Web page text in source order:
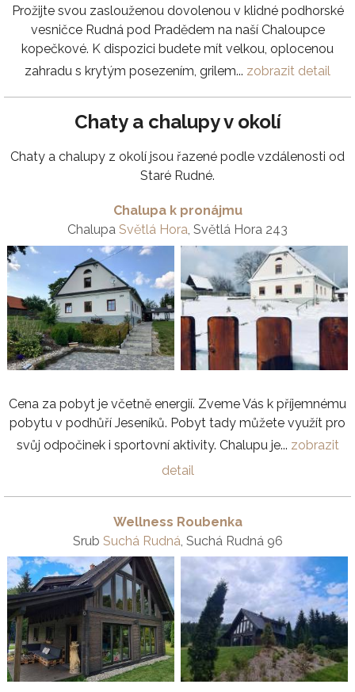
Prožijte svou zaslouženou dovolenou v klidné podhorské
vesničce Rudná pod Pradědem na naší Chaloupce
kopečkové. K dispozici budete mít velkou, oplocenou
zahradu s krytým posezením, grilem... zobrazit detail
Chaty a chalupy v okolí
Chaty a chalupy z okolí jsou řazené podle vzdálenosti od
Staré Rudné.
Chalupa k pronájmu
Chalupa Světlá Hora, Světlá Hora 243
Cena za pobyt je včetně energií. Zveme Vás k příjemnému
pobytu v podhůří Jeseníků. Pobyt tady můžete využít pro
svůj odpočinek i sportovní aktivity. Chalupu je... zobrazit
detail
Wellness Roubenka
Srub Suchá Rudná , Suchá Rudná 96